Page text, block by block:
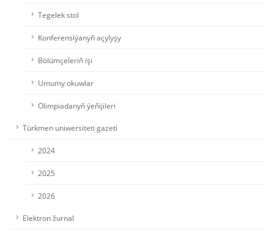
Tegelek stol
Konferensiýanyň açylyşy
Bölümçeleriň işi
Umumy okuwlar
Olimpiadanyň ýeňijileri
Türkmen uniwersiteti gazeti
2024
2025
2026
Elektron žurnal